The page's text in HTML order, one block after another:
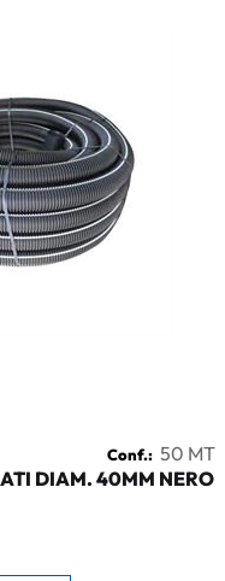
Conf.: 50 MT
DIAM. 40MM NERO